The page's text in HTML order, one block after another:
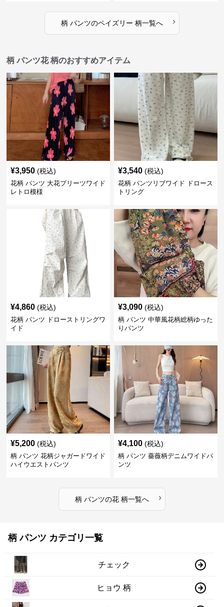
柄 パンツのペイズリー 柄一覧へ ›
柄 パンツ花 柄のおすすめアイテム
¥3,950 (税込)
花柄 パンツ 大花プリーツワイド
レトロ模様
¥3,540 (税込)
花柄 パンツリブワイド ドロース
トリング
¥4,860 (税込)
花柄 パンツ ドローストリングワ
イド
¥3,090 (税込)
柄 パンツ 中華風花柄総柄ゆった
りパンツ
¥5,200 (税込)
柄 パンツ 花柄ジャガードワイド
ハイウエストパンツ
¥4,100 (税込)
柄 パンツ 薔薇柄デニムワイドパ
ンツ
柄 パンツの花 柄一覧へ ›
柄 パンツ カテゴリ一覧
チェック
ヒョウ 柄